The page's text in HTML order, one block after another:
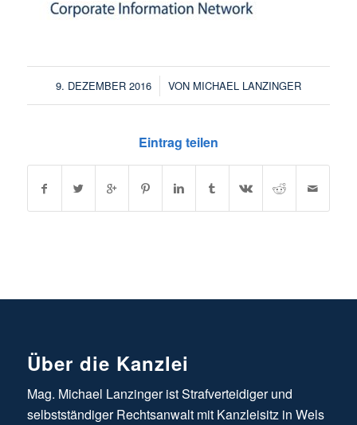
9. DEZEMBER 2016
/ VON MICHAEL LANZINGER
Eintrag teilen
Über die Kanzlei
Mag. Michael Lanzinger ist Strafverteidiger und
selbstständiger Rechtsanwalt mit Kanzleisitz in Wels